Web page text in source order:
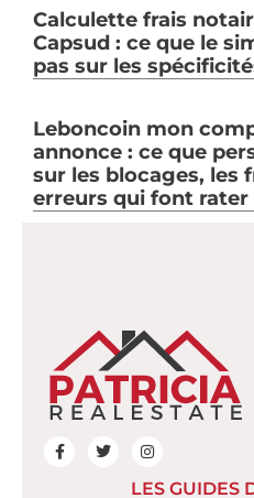
Calculette frais
Capsud : ce que le
pas sur les
Leboncoin mon
annonce : ce que
sur les blocages, les
erreurs qui font
LES GUIDES